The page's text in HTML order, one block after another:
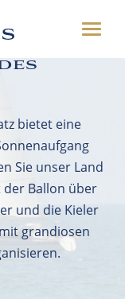
Toggle
bietet eine
Sie unser Land
Ballon über
und die Kieler
grandiosen